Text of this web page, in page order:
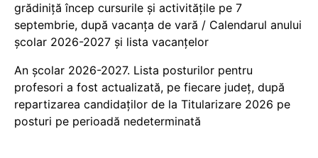
grădiniță încep cursurile și activitățile pe 7
septembrie, după vacanța de vară / Calendarul anului
școlar 2026-2027 și lista vacanțelor
An școlar 2026-2027. Lista posturilor pentru
profesori a fost actualizată, pe fiecare județ, după
repartizarea candidaților de la Titularizare 2026 pe
posturi pe perioadă nedeterminată